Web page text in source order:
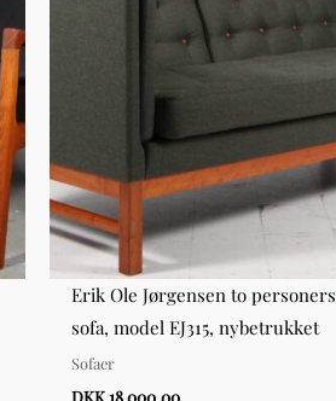
Erik Ole Jørgensen to personers
sofa, model EJ315, nybetrukket
Sofaer
DKK 18.000,00